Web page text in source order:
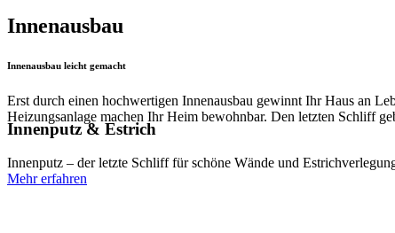
Innenausbau
Innenausbau leicht gemacht
Erst durch einen hochwertigen Innenausbau gewinnt Ihr Haus an
Heizungsanlage machen Ihr Heim bewohnbar. Den letzten Schliff
Innenputz & Estrich
Innenputz – der letzte Schliff für schöne Wände und
Mehr erfahren